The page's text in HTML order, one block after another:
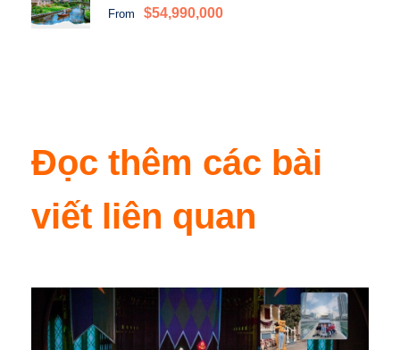
From $54,990,000
Đọc thêm các bài
viết liên quan